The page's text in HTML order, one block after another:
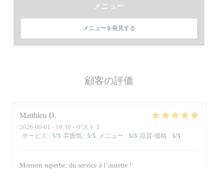
顧客の評価
Matthieu D
2026-08-01 - 19:30 - ゲスト 2
サービス : 5/5 雰囲気 : 5/5 メニュー : 5/5 品質-価格 : 5/5
Moment superbe, du service à l’assiette !
メニュー
メニューを発見する